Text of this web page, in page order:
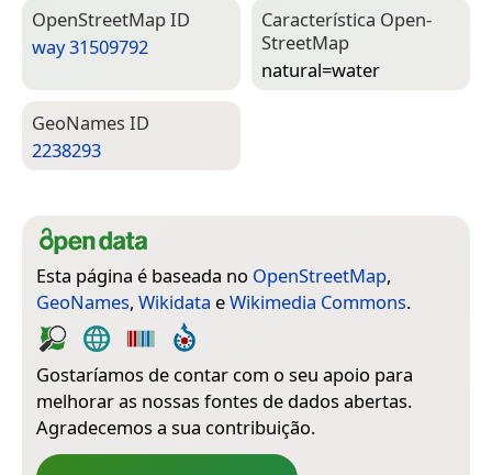
Open­Street­Map ID
way 31509792
Característica Open­
Street­Map
natural=­water
Geo­Names ID
2238293
Esta página é baseada no OpenStreetMap,
GeoNames, Wikidata eWikimedia Commons.
Gostaríamos de contar com o seu apoio para
melhorar as nossas fontes de dados abertas.
Agradecemos a sua contribuição.